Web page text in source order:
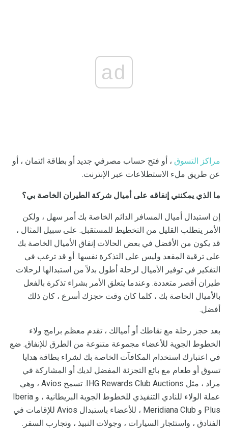
ad
مراكز التسوق ، أو فتح حساب مصرفي جديد أو بطاقة ائتمان ، أو
عن طريق ملء الاستطلاعات عبر الإنترنت.
ما الذي يمكنني إنفاقه على أميال شركة الطيران الخاصة بي؟
إن استبدال أميال المسافر الدائم الخاصة بك أمر سهل ، ولكن
الأمر يتطلب القليل من التخطيط للمستقبل. على سبيل المثال ،
قد يكون من الأفضل في بعض الحالات إنفاق الأميال الخاصة بك
على ترقية المقعد وليس على التذكرة نفسها. أو قد ترغب في
التفكير في توفير الأميال لرحلة أطول بدلاً من استبدالها لرحلات
طيران أقصر متعددة. وعندما يتعلق الأمر بشراء تذكرة بالفعل
بالأميال الخاصة بك ، كلما كان وقت حجزك أسرع ، كان ذلك
أفضل.
بعد حجز رحلة مع نقاطك أو أميالك ، تقدم معظم برامج ولاء
الخطوط الجوية للأعضاء مجموعة متنوعة من الطرق للإنفاق. ضع
في اعتبارك استخدام المكافآت الخاصة بك لشراء بطاقة هدايا
تسوق أو طعام مع بائع التجزئة المفضل لديك أو المشاركة في
مزاد ، مثل IHG Rewards Club Auctions. تسمح Avios ، وهي
عملة الولاء للنادي التنفيذي للخطوط الجوية البريطانية ، و Iberia
Plus و Meridiana Club ، للأعضاء باستبدال Avios للإقامات في
الفنادق ، واستئجار السيارات ، وجولات النبيذ ، وتجارب السفر.